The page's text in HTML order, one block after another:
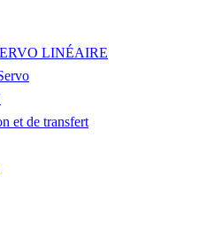
LINÉAIRE
et de transfert